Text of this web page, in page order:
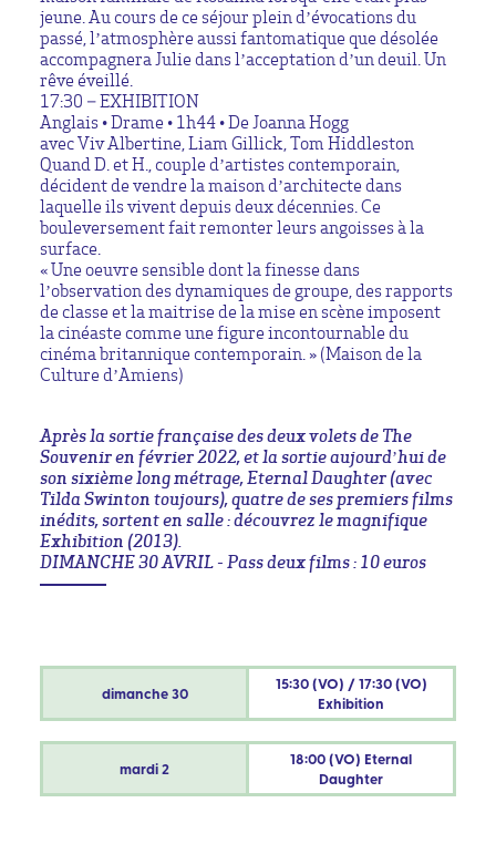
jeune. Au cours de ce séjour plein d’évocations du
passé, l’atmosphère aussi fantomatique que désolée
accompagnera Julie dans l’acceptation d’un deuil. Un
rêve éveillé.
17:30 – EXHIBITION
Anglais • Drame • 1h44 • De Joanna Hogg
avec Viv Albertine, Liam Gillick, Tom Hiddleston
Quand D. et H., couple d’artistes contemporain,
décident de vendre la maison d’architecte dans
laquelle ils vivent depuis deux décennies. Ce
bouleversement fait remonter leurs angoisses à la
surface.
« Une oeuvre sensible dont la finesse dans
l’observation des dynamiques de groupe, des rapports
de classe et la maitrise de la mise en scène imposent
la cinéaste comme une figure incontournable du
cinéma britannique contemporain. » (Maison de la
Culture d’Amiens)
Après la sortie française des deux volets de The
Souvenir en février 2022, et la sortie aujourd’hui de
son sixième long métrage, Eternal Daughter (avec
Tilda Swinton toujours), quatre de ses premiers films
inédits, sortent en salle : découvrez le magnifique
Exhibition (2013).
DIMANCHE 30 AVRIL - Pass deux films : 10 euros
dimanche30
15:30 (VO) / 17:30 (VO)
Exhibition
mardi2
18:00 (VO) Eternal
Daughter